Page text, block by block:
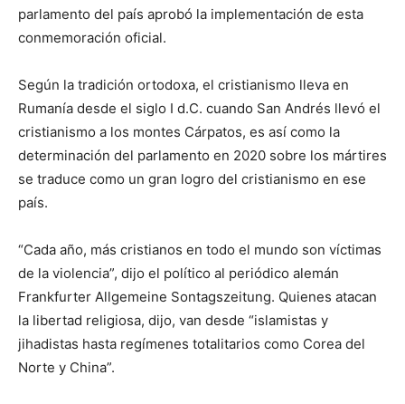
parlamento del país aprobó la implementación de esta
conmemoración oficial.
Según la tradición ortodoxa, el cristianismo lleva en
Rumanía desde el siglo I d.C. cuando San Andrés llevó el
cristianismo a los montes Cárpatos, es así como la
determinación del parlamento en 2020 sobre los mártires
se traduce como un gran logro del cristianismo en ese
país.
“Cada año, más cristianos en todo el mundo son víctimas
de la violencia”, dijo el político al periódico alemán
Frankfurter Allgemeine Sontagszeitung. Quienes atacan
la libertad religiosa, dijo, van desde “islamistas y
jihadistas hasta regímenes totalitarios como Corea del
Norte y China”.